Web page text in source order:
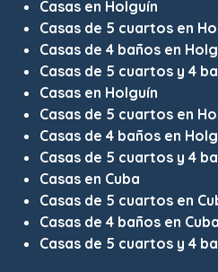
Casas en Holguín
Casas de 5 cuartos en
Casas de 4 baños en
Casas de 5 cuartos y 4
Casas en Holguín
Casas de 5 cuartos en
Casas de 4 baños en
Casas de 5 cuartos y 4
Casas en Cuba
Casas de 5 cuartos en
Casas de 4 baños en Cuba
Casas de 5 cuartos y 4